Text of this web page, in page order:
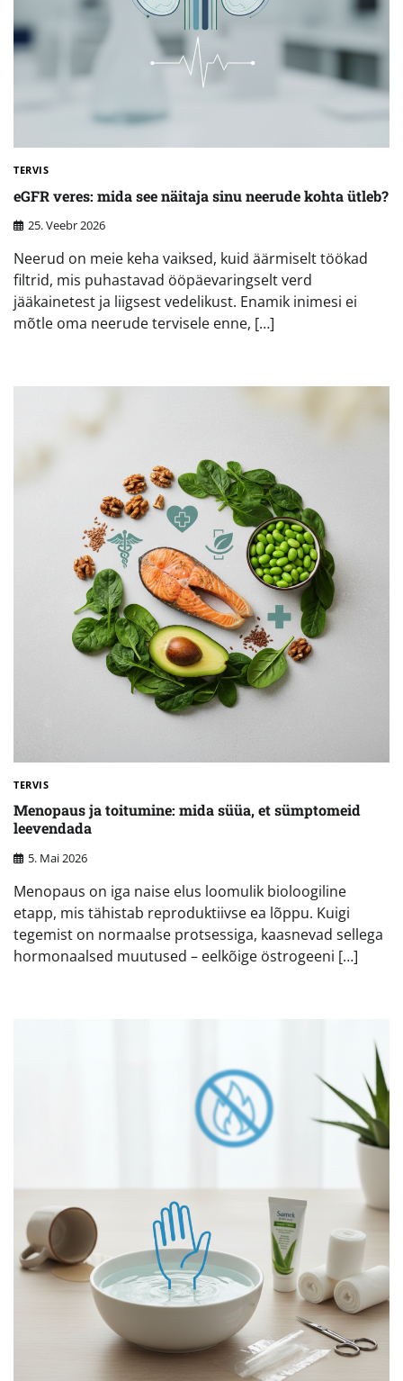
TERVIS
eGFR veres: mida see näitaja sinu neerude kohta ütleb?
25. Veebr 2026
Neerud on meie keha vaiksed, kuid äärmiselt töökad
filtrid, mis puhastavad ööpäevaringselt verd
jääkainetest ja liigsest vedelikust. Enamik inimesi ei
mõtle oma neerude tervisele enne, […]
TERVIS
Menopaus ja toitumine: mida süüa, et sümptomeid
leevendada
5. Mai 2026
Menopaus on iga naise elus loomulik bioloogiline
etapp, mis tähistab reproduktiivse ea lõppu. Kuigi
tegemist on normaalse protsessiga, kaasnevad sellega
hormonaalsed muutused – eelkõige östrogeeni […]